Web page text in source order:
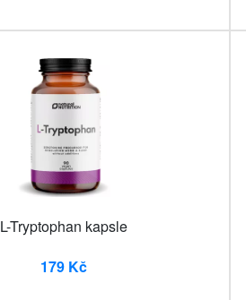
L-Tryptophan kapsle
179 Kč